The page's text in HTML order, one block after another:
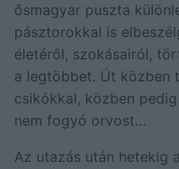
ősmagyar puszta
pásztorokkal is
életéről, szokásairól,
a legtöbbet. Út közben
csikókkal, közben
nem fogyó orvost…
Az utazás után hetekig